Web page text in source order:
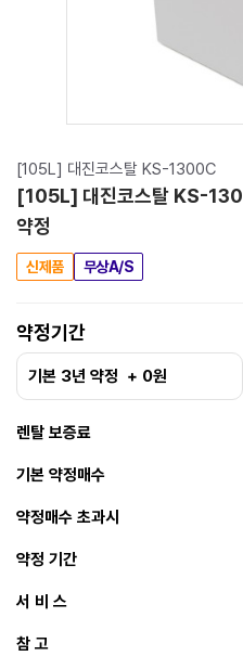
[105L] 대진코스탈 KS-1300C
[105L] 대진코스탈 KS-
약정
신제품 무상A/S
약정기간
기본 3년 약정 + 0원
렌탈 보증료
기본 약정매수
약정매수 초과시
약정 기간
서 비 스
참 고